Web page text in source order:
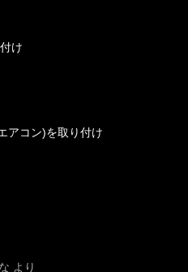
け
アコン)を取り付け
より